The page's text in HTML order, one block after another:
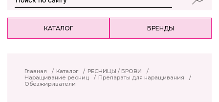
КАТАЛОГ БРЕНДЫ
Главная / Каталог / РЕСНИЦЫ / БРОВИ
/
Наращивание ресниц
/ Препараты для наращивания
/
Обезжириватели